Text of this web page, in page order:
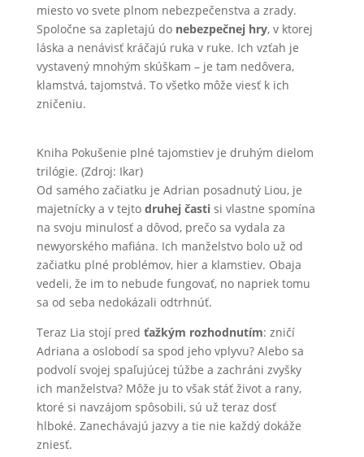
miesto vo svete plnom nebezpečenstva a zrady.
Spoločne sa zapletajú do nebezpečnej hry, v ktorej
láska a nenávisť kráčajú ruka v ruke. Ich vzťah je
vystavený mnohým skúškam – je tam nedôvera,
klamstvá, tajomstvá. To všetko môže viesť k ich
zničeniu.
Kniha Pokušenie plné tajomstiev je druhým dielom
trilógie. (Zdroj: Ikar)
Od samého začiatku je Adrian posadnutý Liou, je
majetnícky a v tejto druhej častisi vlastne spomína
na svoju minulosť a dôvod, prečo sa vydala za
newyorského mafiána. Ich manželstvo bolo už od
začiatku plné problémov, hier a klamstiev. Obaja
vedeli, že im to nebude fungovať, no napriek tomu
sa od seba nedokázali odtrhnúť.
Teraz Lia stojí pred ťažkým rozhodnutím: zničí
Adriana a oslobodí sa spod jeho vplyvu? Alebo sa
podvolí svojej spaľujúcej túžbe a zachráni zvyšky
ich manželstva? Môže ju to však stáť život a rany,
ktoré si navzájom spôsobili, sú už teraz dosť
hlboké. Zanechávajú jazvy a tie nie každý dokáže
zniesť.